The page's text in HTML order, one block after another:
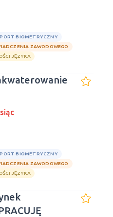
BIOMETRYCZNY
ZAWODOWEGO
JĘZYKA
BIOMETRYCZNY
ZAWODOWEGO
JĘZYKA